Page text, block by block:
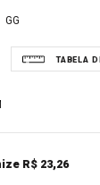
GG
R$ 23,26